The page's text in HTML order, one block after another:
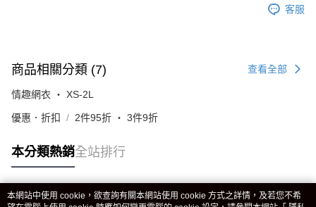
客服
商品相關分類 (7) 查看全部
情趣網衣 ‧ XS-2L
優惠．折扣 2件95折 ‧ 3件9折
本分類熱銷全站排行
本網站中使用 cookie，欲查詢有關本網站使用 cookie 方式之詳情，及若您不希